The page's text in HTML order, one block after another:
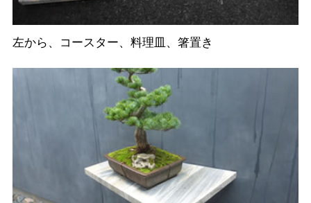
左から、コースター、料理皿、箸置き